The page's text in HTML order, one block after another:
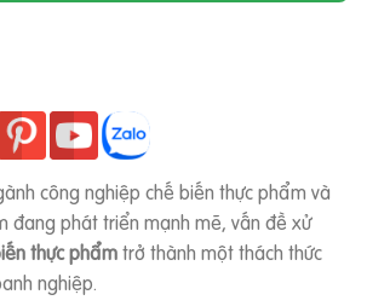
công nghiệp chế biến thực phẩm và
đang phát triển mạnh mẽ, vấn đề xử
thực phẩmtrở thành một thách thức
nghiệp.